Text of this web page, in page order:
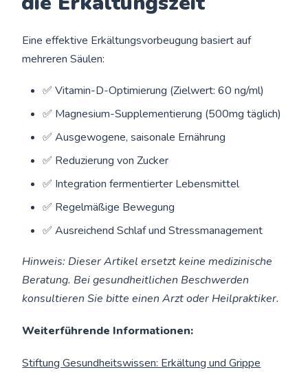
Eine effektive Erkältungsvorbeugung basiert auf
mehreren Säulen:
✅ Vitamin-D-Optimierung (Zielwert: 60 ng/ml)
✅ Magnesium-Supplementierung (500mg täglich)
✅ Ausgewogene, saisonale Ernährung
✅ Reduzierung von Zucker
✅ Integration fermentierter Lebensmittel
✅ Regelmäßige Bewegung
✅ Ausreichend Schlaf und Stressmanagement
Hinweis: Dieser Artikel ersetzt keine medizinische
Beratung. Bei gesundheitlichen Beschwerden
konsultieren Sie bitte einen Arzt oder Heilpraktiker.
Weiterführende Informationen:
Stiftung Gesundheitswissen: Erkältung und Grippe